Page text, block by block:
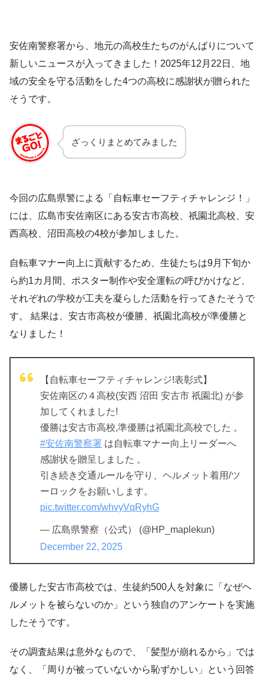
安佐南警察署から、地元の高校生たちのがんばりについて
新しいニュースが入ってきました！2025年12月22日、地
域の安全を守る活動をした4つの高校に感謝状が贈られた
そうです。
ざっくりまとめてみました
今回の広島県警による「自転車セーフティチャレンジ！」
には、広島市安佐南区にある安古市高校、祇園北高校、安
西高校、沼田高校の4校が参加しました。
自転車マナー向上に貢献するため、生徒たちは9月下旬か
ら約1カ月間、ポスター制作や安全運転の呼びかけなど、
それぞれの学校が工夫を凝らした活動を行ってきたそうで
す。 結果は、安古市高校が優勝、祇園北高校が準優勝と
なりました！
【自転車セーフティチャレンジ!表彰式】
安佐南区の４高校(安西 沼田 安古市 祇園北) が参
加してくれました!
優勝は安古市高校,準優勝は祇園北高校でした 。
#安佐南警察署 は自転車マナー向上リーダーへ
感謝状を贈呈しました 。
引き続き交通ルールを守り、ヘルメット着用/ツ
ーロックをお願いします。
pic.twitter.com/whvyVqRyhG
— 広島県警察（公式） (@HP_maplekun)
December 22, 2025
優勝した安古市高校では、生徒約500人を対象に「なぜヘ
ルメットを被らないのか」という独自のアンケートを実施
したそうです。
その調査結果は意外なもので、「髪型が崩れるから」では
なく、「周りが被っていないから恥ずかしい」という回答